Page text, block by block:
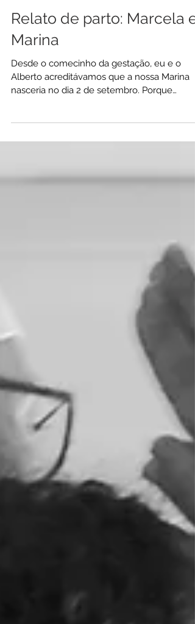
Relato de parto: Marcela e
Marina
Desde o comecinho da gestação, eu e o
Alberto acreditávamos que a nossa Marina
nasceria no dia 2 de setembro. Porque